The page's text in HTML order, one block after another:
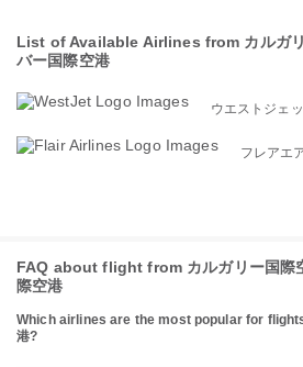
List of Available Airlines from カルガ
バー国際空港
ウエストジェ
フレアエ
FAQ about flight from カルガリー国際
際空港
Which airlines are the most popular for
港?